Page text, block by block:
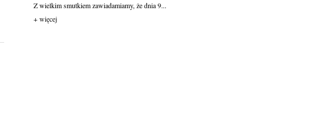
Z wielkim smutkiem zawiadamiamy, że dnia 9...
+ więcej